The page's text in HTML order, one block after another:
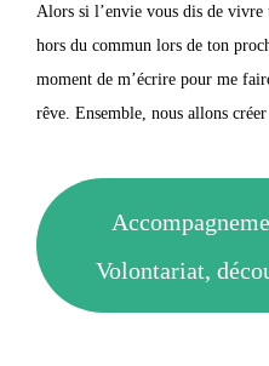
Alors si l’envie vous dis de vivre
hors du commun lors de ton
moment de m’écrire pour me
rêve. Ensemble, nous allons
Volontariat,